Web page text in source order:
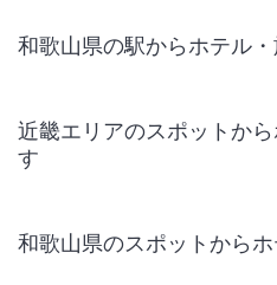
和歌山県の駅からホテル
近畿エリアのスポットか
す
和歌山県のスポットから